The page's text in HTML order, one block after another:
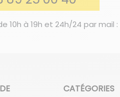
10h à 19h et 24h/24 par mail :
CATÉGORIES